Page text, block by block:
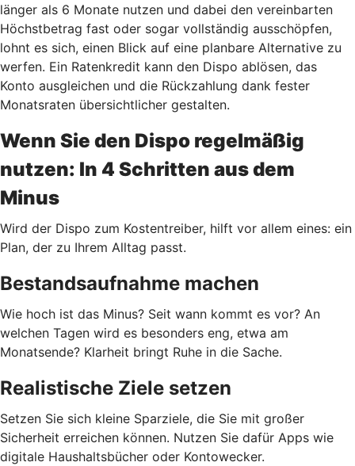
länger als 6 Monate nutzen und dabei den vereinbarten
Höchstbetrag fast oder sogar vollständig ausschöpfen,
lohnt es sich, einen Blick auf eine planbare Alternative zu
werfen. Ein Ratenkredit kann den Dispo ablösen, das
Konto ausgleichen und die Rückzahlung dank fester
Monatsraten übersichtlicher gestalten.
Wenn Sie den Dispo regelmäßig
nutzen: In 4 Schritten aus dem
Minus
Wird der Dispo zum Kostentreiber, hilft vor allem eines: ein
Plan, der zu Ihrem Alltag passt.
Bestandsaufnahme machen
Wie hoch ist das Minus? Seit wann kommt es vor? An
welchen Tagen wird es besonders eng, etwa am
Monatsende? Klarheit bringt Ruhe in die Sache.
Realistische Ziele setzen
Setzen Sie sich kleine Sparziele, die Sie mit großer
Sicherheit erreichen können. Nutzen Sie dafür Apps wie
digitale Haushaltsbücher oder Kontowecker.